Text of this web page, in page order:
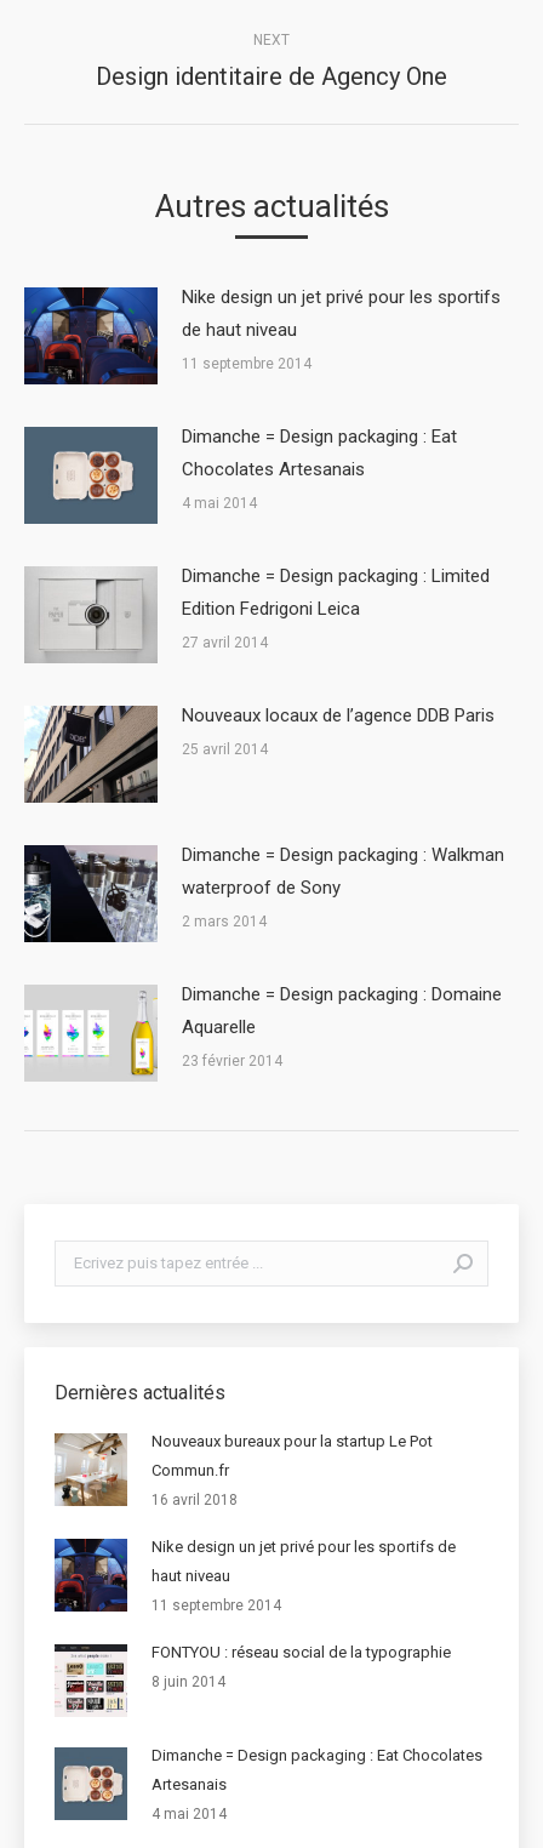
NEXT
Next
Design identitaire de Agency One
Autres actualités
Nike design un jet privé pour les sportifs
de haut niveau
11 septembre 2014
Dimanche = Design packaging : Eat
Chocolates Artesanais
4 mai 2014
Dimanche = Design packaging : Limited
Edition Fedrigoni Leica
27 avril 2014
Nouveaux locaux de l’agence DDB Paris
25 avril 2014
Dimanche = Design packaging : Walkman
waterproof de Sony
2 mars 2014
Dimanche = Design packaging : Domaine
Aquarelle
23 février 2014
Dernières actualités
Nouveaux bureaux pour la startup Le Pot
Commun.fr
16 avril 2018
Nike design un jet privé pour les sportifs de
haut niveau
11 septembre 2014
FONTYOU : réseau social de la typographie
8 juin 2014
Dimanche = Design packaging : Eat Chocolates
Artesanais
4 mai 2014